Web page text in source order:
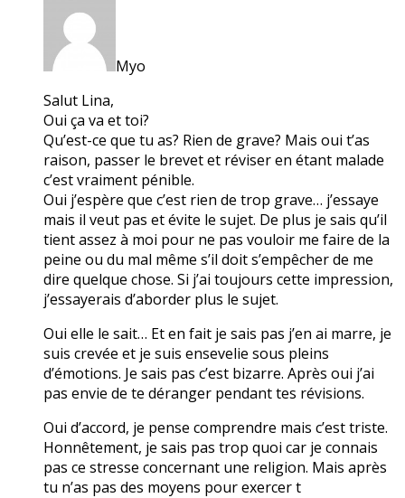
Myo
Salut Lina,
Oui ça va et toi?
Qu’est-ce que tu as? Rien de grave? Mais oui t’as
raison, passer le brevet et réviser en étant malade
c’est vraiment pénible.
Oui j’espère que c’est rien de trop grave… j’essaye
mais il veut pas et évite le sujet. De plus je sais qu’il
tient assez à moi pour ne pas vouloir me faire de la
peine ou du mal même s’il doit s’empêcher de me
dire quelque chose. Si j’ai toujours cette impression,
j’essayerais d’aborder plus le sujet.
Oui elle le sait… Et en fait je sais pas j’en ai marre, je
suis crevée et je suis ensevelie sous pleins
d’émotions. Je sais pas c’est bizarre. Après oui j’ai
pas envie de te déranger pendant tes révisions.
Oui d’accord, je pense comprendre mais c’est triste.
Honnêtement, je sais pas trop quoi car je connais
pas ce stresse concernant une religion. Mais après
tu n’as pas des moyens pour exercer t